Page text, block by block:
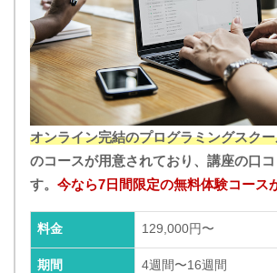
オンライン完結のプログラミングスク
のコースが用意されており、講座の口
す。 今なら7日間限定の無料体験コース
料金 129,000円〜
期間 4週間〜16週間